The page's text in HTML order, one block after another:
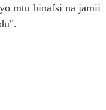
mtu binafsi na jamii